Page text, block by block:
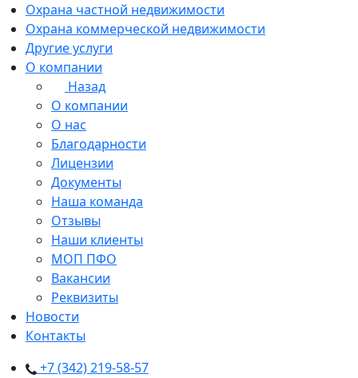
Охрана частной недвижимости
Охрана коммерческой недвижимости
Другие услуги
О компании
Назад
О компании
О нас
Благодарности
Лицензии
Документы
Наша команда
Отзывы
Наши клиенты
МОП ПФО
Вакансии
Реквизиты
Новости
Контакты
+7 (342) 219-58-57